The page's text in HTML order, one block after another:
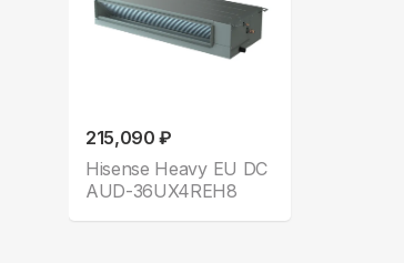
215,090 ₽
Hisense Heavy EU DC
AUD-36UX4REH8